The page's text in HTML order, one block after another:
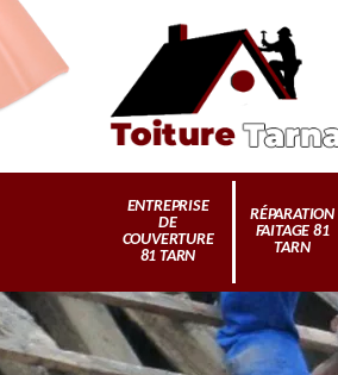
ENTREPRISE
DE
COUVERTURE
81 TARN
RÉPARATION
FAITAGE 81
TARN